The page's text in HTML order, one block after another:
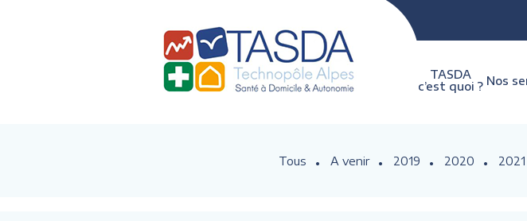
TASDA
c’est quoi ? Nos
Tous A venir 2019 2020 2021